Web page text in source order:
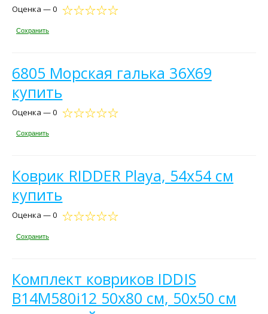
Оценка — 0
Сохранить
6805 Морская галька 36Х69
купить
Оценка — 0
Сохранить
Коврик RIDDER Playa, 54x54 см
купить
Оценка — 0
Сохранить
Комплект ковриков IDDIS
B14M580i12 50х80 см, 50х50 см